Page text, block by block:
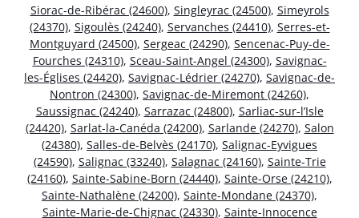
Siorac-de-Ribérac (24600), Singleyrac (24500), Simeyrols
(24370), Sigoulès (24240), Servanches (24410), Serres-et-
Montguyard (24500), Sergeac (24290), Sencenac-Puy-de-
Fourches (24310), Sceau-Saint-Angel (24300), Savignac-
les-Églises (24420), Savignac-Lédrier (24270), Savignac-de-
Nontron (24300), Savignac-de-Miremont (24260),
Saussignac (24240), Sarrazac (24800), Sarliac-sur-l’Isle
(24420), Sarlat-la-Canéda (24200), Sarlande (24270), Salon
(24380), Salles-de-Belvès (24170), Salignac-Eyvigues
(24590), Salignac (33240), Salagnac (24160), Sainte-Trie
(24160), Sainte-Sabine-Born (24440), Sainte-Orse (24210),
Sainte-Nathalène (24200), Sainte-Mondane (24370),
Sainte-Marie-de-Chignac (24330), Sainte-Innocence